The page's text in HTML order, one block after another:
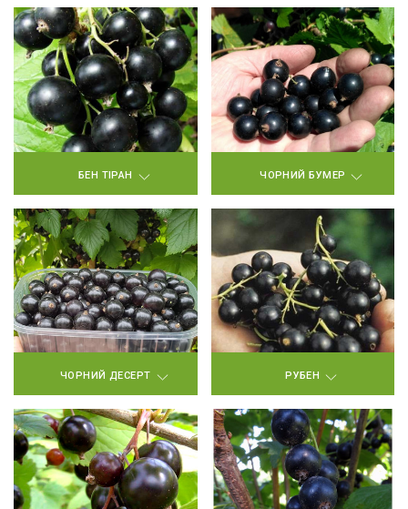
БЕН ТІРАН ЧОРНИЙ БУМЕР
ЧОРНИЙ ДЕСЕРТ РУБЕН